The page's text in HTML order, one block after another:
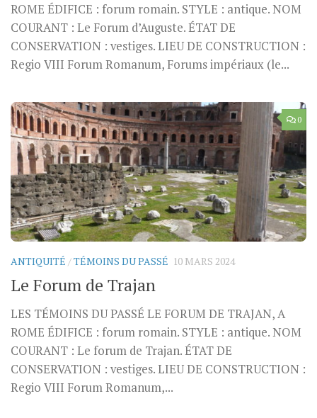
ROME ÉDIFICE : forum romain. STYLE : antique. NOM
COURANT : Le Forum d’Auguste. ÉTAT DE
CONSERVATION : vestiges. LIEU DE CONSTRUCTION :
Regio VIII Forum Romanum, Forums impériaux (le...
0
ANTIQUITÉ /TÉMOINS DU PASSÉ 10 MARS 2024
Le Forum de Trajan
LES TÉMOINS DU PASSÉ LE FORUM DE TRAJAN, A
ROME ÉDIFICE : forum romain. STYLE : antique. NOM
COURANT : Le forum de Trajan. ÉTAT DE
CONSERVATION : vestiges. LIEU DE CONSTRUCTION :
Regio VIII Forum Romanum,...